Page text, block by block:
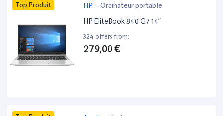
Top Produit HP - Ordinateur portable
HP EliteBook 840 G7 14”
324 offers from:
279,00 €